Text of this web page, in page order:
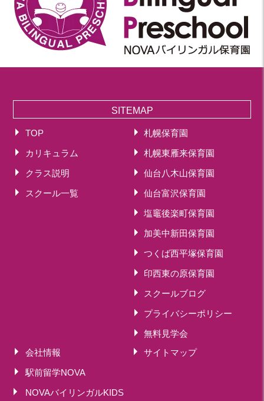
SITEMAP
TOP
カリキュラム
クラス説明
スクール一覧
札幌保育園
札幌東雁来保育園
仙台八木山保育園
仙台富沢保育園
塩竈後楽町保育園
加美中新田保育園
つくば西平塚保育園
印西東の原保育園
スクールブログ
プライバシーポリシー
無料見学会
会社情報
サイトマップ
駅前留学NOVA
NOVAバイリンガルKIDS